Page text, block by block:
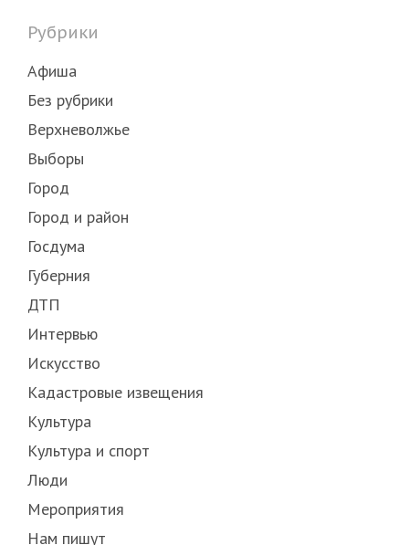
Рубрики
Афиша
Без рубрики
Верхневолжье
Выборы
Город
Город и район
Госдума
Губерния
ДТП
Интервью
Искусство
Кадастровые извещения
Культура
Культура и спорт
Люди
Мероприятия
Нам пишут